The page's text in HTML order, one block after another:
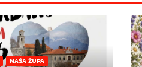
NAŠA ŽUPA